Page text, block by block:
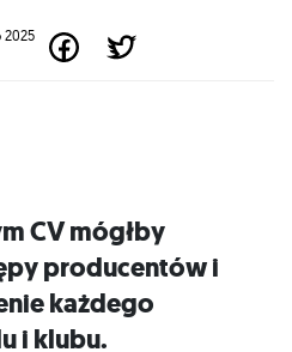
2025
CV mógłby
producentów i
każdego
i klubu.